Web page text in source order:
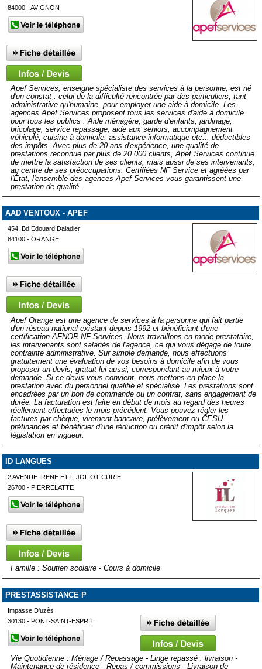
84000 - AVIGNON
Apef Services, enseigne spécialiste des services à la personne, est né
d'un constat : celui de la difficulté rencontrée par des particuliers, tant
administrative qu'humaine, pour employer une aide à domicile. Les
agences Apef Services proposent tous les services d'aide à domicile
pour tous les publics : Aide ménagère, garde d'enfants, jardinage,
bricolage, service repassage, aide aux seniors, accompagnement
véhiculé, cuisine à domicile, assistance informatique etc... déductibles
des impôts. Avec plus de 20 ans d'expérience, une qualité de
prestations reconnue par plus de 20 000 clients, Apef Services continue
de mettre la satisfaction de ses clients, mais aussi de ses intervenants,
au centre de ses préoccupations. Certifiées NF Service et agréées par
l'État, l'ensemble des agences Apef Services vous garantissent une
prestation de qualité.
AAD VENTOUX - APEF
454, Bd Edouard Daladier
84100 - ORANGE
Apef Orange est une agence de services à la personne qui fait partie
d'un réseau national existant depuis 1992 et bénéficiant d'une
certification AFNOR NF Services. Nous travaillons en mode prestataire,
les intervenants sont salariés de l'agence, ce qui vous dégage de toute
contrainte administrative. Sur simple demande, nous effectuons
gratuitement une évaluation de vos besoins à domicile afin de vous
proposer un devis, gratuit lui aussi, correspondant au mieux à votre
demande. Si ce devis vous convient, nous mettons en place la
prestation avec du personnel qualifié et spécialisé. Les prestations sont
encadrées par un bon de commande ou un contrat, sans engagement de
durée. La facturation est faite en début de mois au regard des heures
réellement effectuées le mois précédent. Vous pouvez régler les
factures par chèque, virement bancaire, prélèvement ou CESU
préfinancés et bénéficier d'une réduction ou crédit d'impôt selon la
législation en vigueur.
ID LANGUES
2 AVENUE IRENE ET F JOLIOT CURIE
26700 - PIERRELATTE
Famille : Soutien scolaire - Cours à domicile
PRESTASSISTANCE P
Impasse D'uzès
30130 - PONT-SAINT-ESPRIT
Vie Quotidienne : Ménage / Repassage - Linge repassé : livraison -
Maintenance de résidence - Repas / commissions - Livraison de